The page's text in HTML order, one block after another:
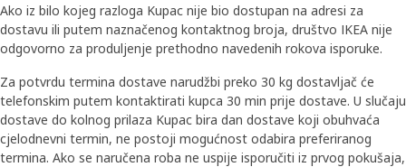
Ako iz bilo kojeg razloga Kupac nije bio dostupan na adresi za
dostavu ili putem naznačenog kontaktnog broja, društvo IKEA nije
odgovorno za produljenje prethodno navedenih rokova isporuke.
Za potvrdu termina dostave narudžbi preko 30 kg dostavljač će
telefonskim putem kontaktirati kupca 30 min prije dostave. U slučaju
dostave do kolnog prilaza Kupac bira dan dostave koji obuhvaća
cjelodnevni termin, ne postoji mogućnost odabira preferiranog
termina. Ako se naručena roba ne uspije isporučiti iz prvog pokušaja,